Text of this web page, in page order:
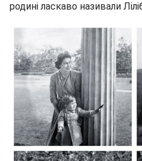
родині ласкаво називали